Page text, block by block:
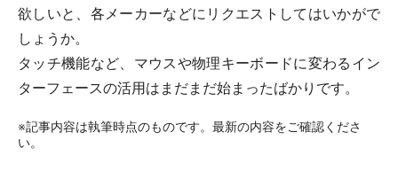
欲しいと、各メーカーなどにリクエストしてはいかがで
しょうか。
タッチ機能など、マウスや物理キーボードに変わるイン
ターフェースの活用はまだまだ始まったばかりです。
※記事内容は執筆時点のものです。最新の内容をご確認くださ
い。